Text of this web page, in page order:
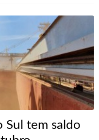
Sul tem saldo